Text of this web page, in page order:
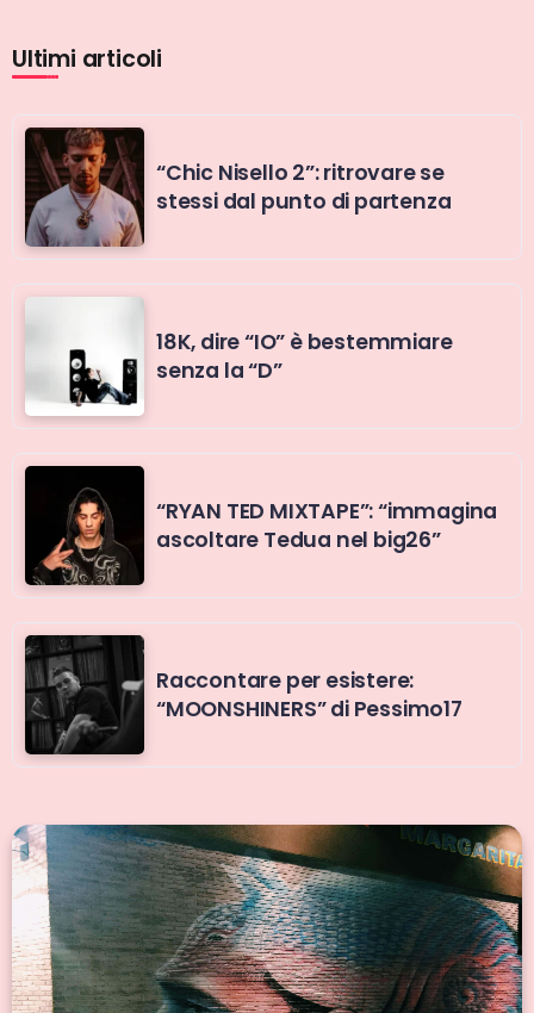
Ultimi articoli
“Chic Nisello 2”: ritrovare se
stessi dal punto di partenza
18K, dire “IO” è bestemmiare
senza la “D”
“RYAN TED MIXTAPE”: “immagina
ascoltare Tedua nel big26”
Raccontare per esistere:
“MOONSHINERS” di Pessimo17